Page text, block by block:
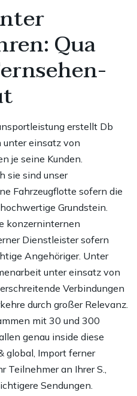
Qua
erstellt Db
unter einsatz von
je seine Kunden.
sie sind unser
Fahrzeugflotte sofern die
Grundstein.
konzerninternen
Dienstleister sofern
Angehöriger. Unter
unter einsatz von
Verbindungen
durch großer Relevanz.
mit 30 und 300
genau inside diese
global, Import ferner
Teilnehmer an Ihrer S.,
Sendungen.